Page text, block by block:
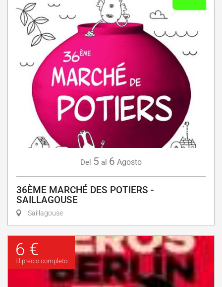
Del 5 al 6 Agosto
36ÈME MARCHÉ DES POTIERS -
SAILLAGOUSE
Saillagouse
6 €
El precio completo